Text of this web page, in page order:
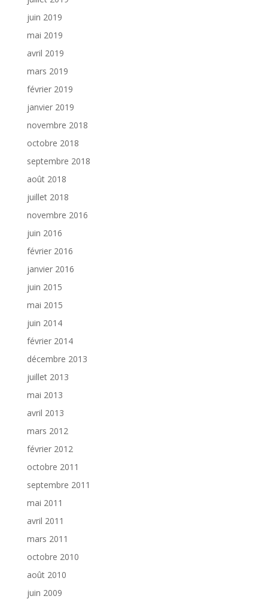
juin 2019
mai 2019
avril 2019
mars 2019
février 2019
janvier 2019
novembre 2018
octobre 2018
septembre 2018
août 2018
juillet 2018
novembre 2016
juin 2016
février 2016
janvier 2016
juin 2015
mai 2015
juin 2014
février 2014
décembre 2013
juillet 2013
mai 2013
avril 2013
mars 2012
février 2012
octobre 2011
septembre 2011
mai 2011
avril 2011
mars 2011
octobre 2010
août 2010
juin 2009